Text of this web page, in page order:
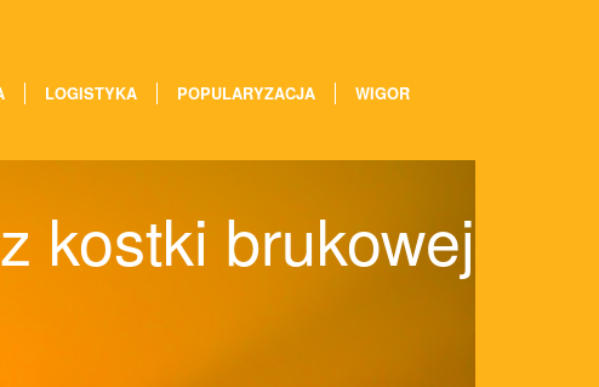
LOGISTYKA POPULARYZACJA
WIGOR
kostki brukowej